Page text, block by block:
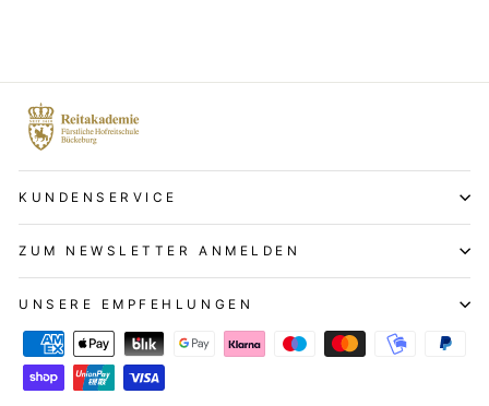
KUNDENSERVICE
ZUM NEWSLETTER ANMELDEN
UNSERE EMPFEHLUNGEN